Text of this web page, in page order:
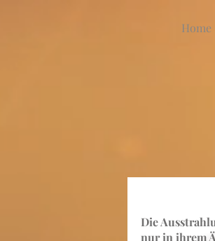
Home
Die
nur in ihrem